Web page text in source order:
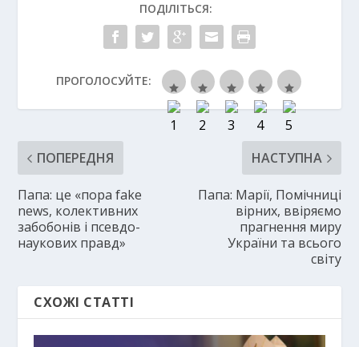
ПОДІЛІТЬСЯ:
ПРОГОЛОСУЙТЕ:
ПОПЕРЕДНЯ
Папа: це «пора fake
news, колективних
забобонів і псевдо-
наукових правд»
НАСТУПНА
Папа: Марії, Помічниці
вірних, ввіряємо
прагнення миру
України та всього
світу
СХОЖІ СТАТТІ